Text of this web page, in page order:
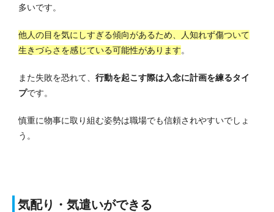
多いです。
他人の目を気にしすぎる傾向があるため、人知れず傷ついて
生きづらさを感じている可能性があります。
また失敗を恐れて、 行動を起こす際は入念に計画を練るタイ
プです。
慎重に物事に取り組む姿勢は職場でも信頼されやすいでしょ
う。
気配り・気遣いができる